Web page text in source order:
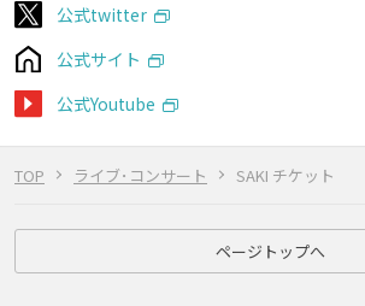
TOP ライブ･コンサート SAKI チケット
公式twitter
公式サイト
公式Youtube
ページトップへ